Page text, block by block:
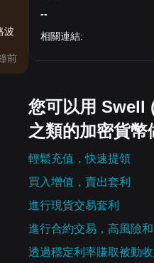
波
前
--
相關連結:
您可以用 Swell
之類的加密貨幣
輕鬆充值，快速提領
買入增值，賣出套利
進行現貨交易套利
進行合約交易，高風險
透過穩定利率賺取被動